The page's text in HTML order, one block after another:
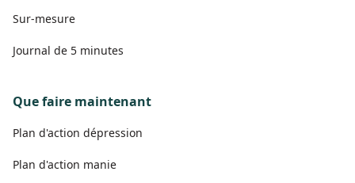
Sur-mesure
Journal de 5 minutes
Que faire maintenant
Plan d'action dépression
Plan d'action manie